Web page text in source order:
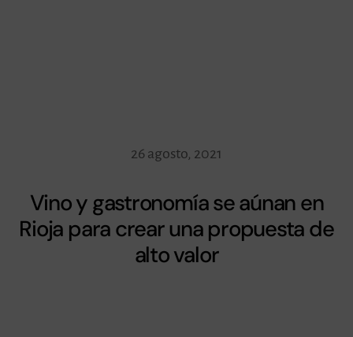
26 agosto, 2021
Vino y gastronomía se aúnan en
Rioja para crear una propuesta de
alto valor